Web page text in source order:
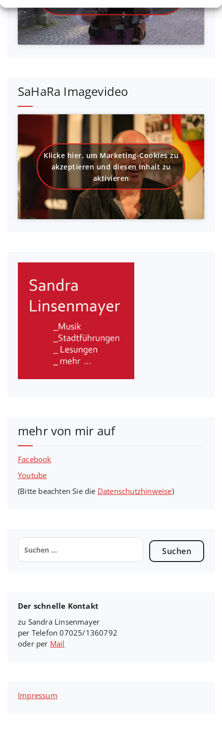
SaHaRa Imagevideo
Klicke hier, um Marketing-Cookies zu
akzeptieren und diesen Inhalt zu
aktivieren
mehr von mir auf
Facebook
Youtube
(Bitte beachten Sie die Datenschutzhinweise)
Suchen
nach:
Der schnelle Kontakt
zu Sandra Linsenmayer
per Telefon 07025/1360792
oder per Mail
Impressum